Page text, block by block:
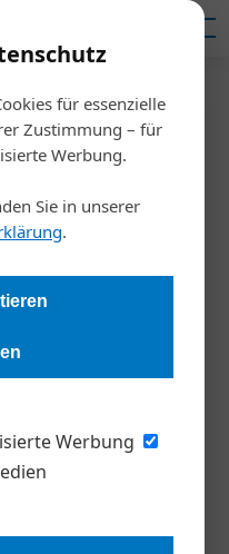
für essenzielle
Zustimmung – für
Werbung.
Sie in unserer
.
Werbung
15.05.2019, 17:34 Uhr
Gobain. Warum er
Ihrer
für